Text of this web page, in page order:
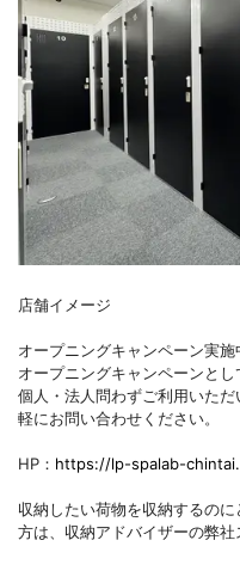
店舗イメージ
オープニングキャンペーン実施
オープニングキャンペーンと
個人・法人問わずご利用いた
軽にお問い合わせください。
HP： https://lp-spalab-
収納したい荷物を収納するの
方は、収納アドバイザーの弊